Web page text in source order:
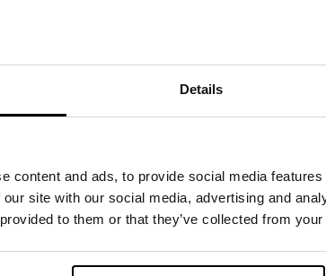
Details
content and ads, to provide social media
site with our social media, advertising and
to them or that they’ve collected from